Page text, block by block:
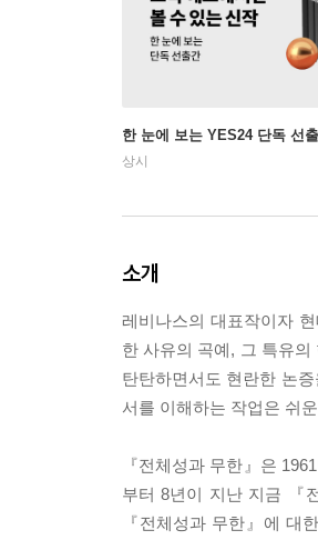
한 눈에 보는 YES24 단독 선
상시
소개
레비나스의 대표작이자
한 사유의 곡예, 그 특유
탄탄하면서도 현란한 논
서를 이해하는 작업은 쉬
『전체성과 무한』은
부터 8년이 지난 지금 『
『전체성과 무한』에 대